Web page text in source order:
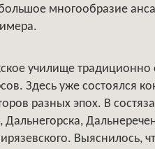
многообразие
училище
Здесь уже состоялся
разных эпох. В
Дальнегорска,
Выяснилось,